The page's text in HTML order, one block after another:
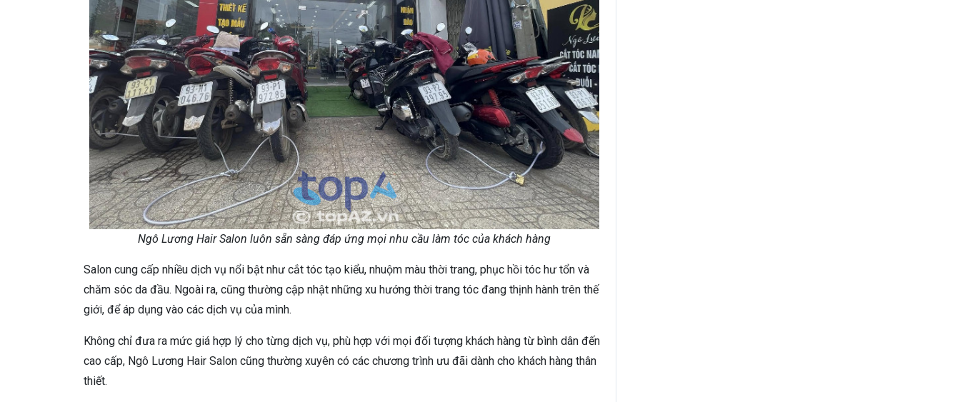
Ngô Lương Hair Salon luôn sẵn sàng đáp ứng mọi nhu cầu làm tóc của khách hàng
Salon cung cấp nhiều dịch vụ nổi bật như cắt tóc tạo kiểu, nhuộm màu thời trang, phục hồi tóc hư tổn và
chăm sóc da đầu. Ngoài ra, cũng thường cập nhật những xu hướng thời trang tóc đang thịnh hành trên thế
giới, để áp dụng vào các dịch vụ của mình.
Không chỉ đưa ra mức giá hợp lý cho từng dịch vụ, phù hợp với mọi đối tượng khách hàng từ bình dân đến
cao cấp, Ngô Lương Hair Salon cũng thường xuyên có các chương trình ưu đãi dành cho khách hàng thân
thiết.